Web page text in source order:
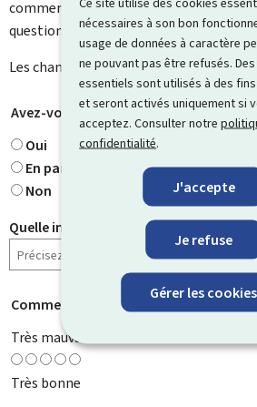
nécessaires à son bon
usage de données à caractère
ne pouvant pas être refusés.
essentiels sont utilisés à des
et seront activés uniquement si
acceptez. Consulter notre
confidentialité.
J'accepte
Je refuse
Gérer les cookies
commentaire. Utilisez le formulaire de
question particulière.
Les champs marqués d’une étoile ( * )
Avez-vous trouvé ce que vous
Oui
En partie
Non
Quelle information cherchiez-vous ?
Comment évaluez-vous cette page ?
Très mauvaise
Très bonne